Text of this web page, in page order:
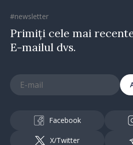
#newsletter
Primiți cele mai
E-mailul dvs.
Facebook
X/Twitter